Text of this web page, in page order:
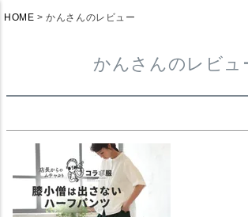
HOME かんさんのレビュー
かんさんのレビュ